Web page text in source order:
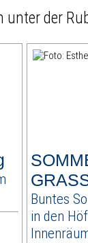
unter der
Buntes
in den